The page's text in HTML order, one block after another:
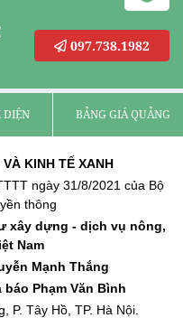
097.738.1982
DIỆN BẢNG GIÁ QUẢNG
KINH TẾ XANH
ngày 31/8/2021 của Bộ
thông
xây dựng - dịch vụ nông,
Nam
Mạnh Thắng
Phạm Văn Bình
P. Tây Hồ, TP. Hà Nội.